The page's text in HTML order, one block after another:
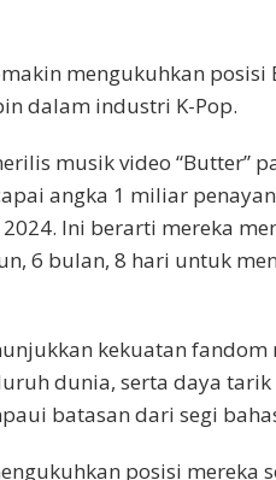
mengukuhkan posisi
dalam industri K-Pop.
musik video “Butter”
angka 1 miliar
Ini berarti mereka
6 bulan, 8 hari untuk
kekuatan fandom
dunia, serta daya
batasan dari segi
posisi mereka